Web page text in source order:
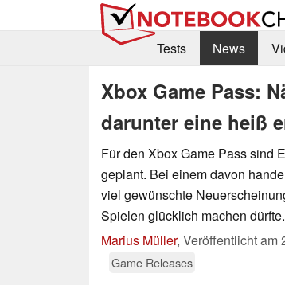
Tests
News
Xbox Game Pass:
darunter eine heiß
Für den Xbox Game Pass sind
geplant. Bei einem davon
viel gewünschte
Spielen glücklich machen dürfte.
Marius Müller, Veröffentlicht am
Game Releases